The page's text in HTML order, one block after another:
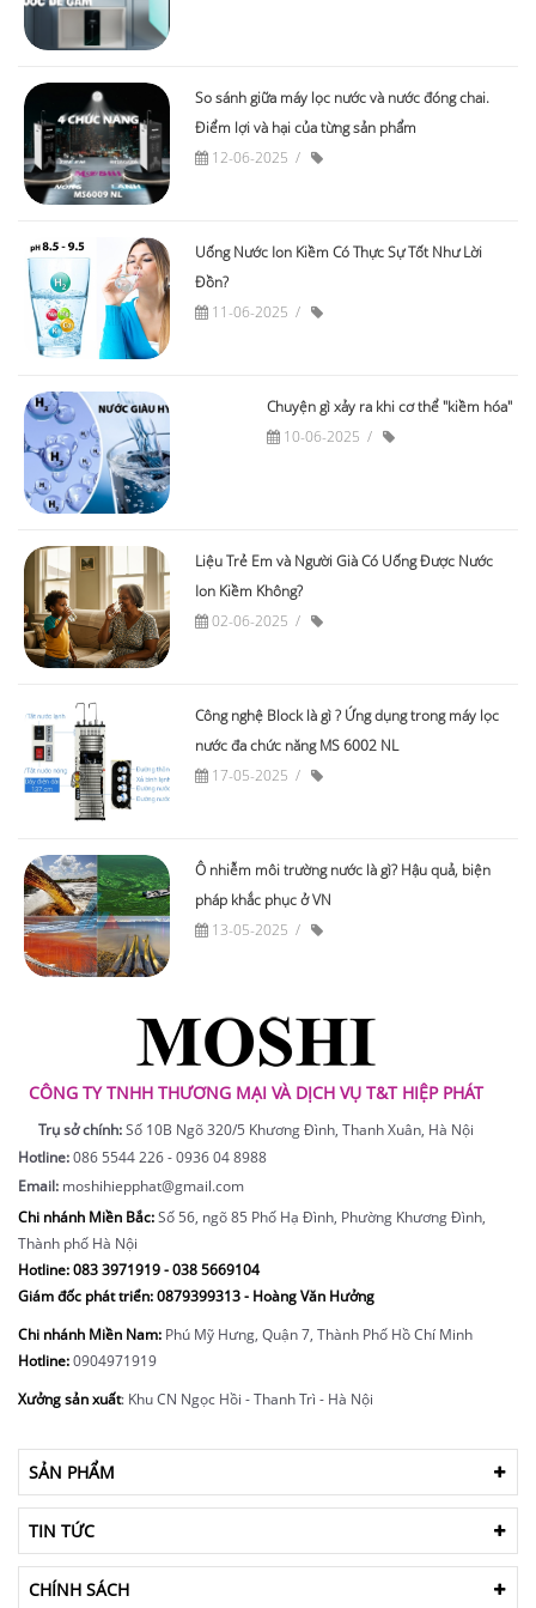
So sánh giữa máy lọc nước và nước đóng chai.
Điểm lợi và hại của từng sản phẩm
12-06-2025
Uống Nước Ion Kiềm Có Thực Sự Tốt Như Lời
Đồn?
11-06-2025
Chuyện gì xảy ra khi cơ thể "kiềm hóa"
10-06-2025
Liệu Trẻ Em và Người Già Có Uống Được Nước
Ion Kiềm Không?
02-06-2025
Công nghệ Block là gì ? Ứng dụng trong máy lọc
nước đa chức năng MS 6002 NL
17-05-2025
Ô nhiễm môi trường nước là gì? Hậu quả, biện
pháp khắc phục ở VN
13-05-2025
CÔNG TY TNHH THƯƠNG MẠI VÀ DỊCH VỤ T&T HIỆP PHÁT
Trụ sở chính:Số 10B Ngõ 320/5 Khương Đình, Thanh Xuân, Hà Nội
Hotline:086 5544 226 - 0936 04 8988
Email: moshihiepphat@gmail.com
Chi nhánh Miền Bắc:Số 56, ngõ 85 Phố Hạ Đình, Phường Khương Đình,
Thành phố Hà Nội
Hotline:083 3971919 - 038 5669104
Giám đốc phát triển: 0879399313 - Hoàng Văn Hưởng
Chi nhánh Miền Nam: Phú Mỹ Hưng, Quận 7, Thành Phố Hồ Chí Minh
Hotline:0904971919
Xưởng sản xuất: Khu CN Ngọc Hồi - Thanh Trì - Hà Nội
SẢN PHẨM
TIN TỨC
CHÍNH SÁCH